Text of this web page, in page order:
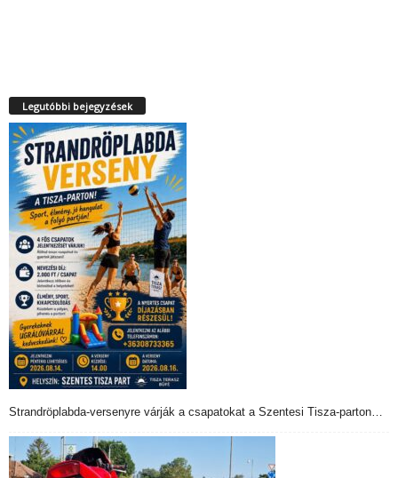
Legutóbbi bejegyzések
Strandröplabda-versenyre várják a csapatokat a Szentesi Tisza-parton…